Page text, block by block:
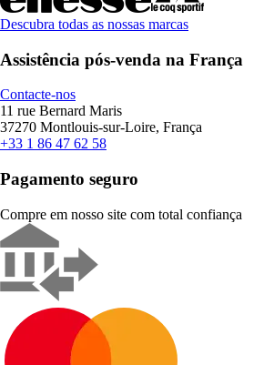
Descubra todas as nossas marcas
Assistência pós-venda na França
Contacte-nos
11 rue Bernard Maris
37270 Montlouis-sur-Loire, França
+33 1 86 47 62 58
Pagamento seguro
Compre em nosso site com total confiança